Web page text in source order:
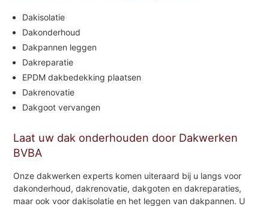
Dakisolatie
Dakonderhoud
Dakpannen leggen
Dakreparatie
EPDM dakbedekking plaatsen
Dakrenovatie
Dakgoot vervangen
Laat uw dak onderhouden door Dakwerken
BVBA
Onze dakwerken experts komen uiteraard bij u langs voor
dakonderhoud, dakrenovatie, dakgoten en dakreparaties,
maar ook voor dakisolatie en het leggen van dakpannen. U